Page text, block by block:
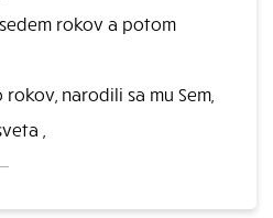
rokov a potom
narodili sa mu Sem,
,